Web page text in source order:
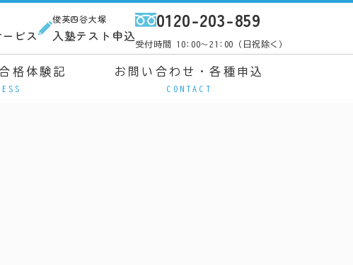
ビス
俊英四谷大塚
入塾テスト申込
0120-203-859
受付時間 10:00～21:00（日祝除く）
格体験記 お問い合わせ・各種申込
CONTACT